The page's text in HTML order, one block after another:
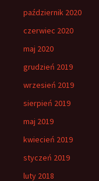
październik 2020
czerwiec 2020
maj 2020
grudzień 2019
wrzesień 2019
sierpień 2019
maj 2019
kwiecień 2019
styczeń 2019
luty 2018